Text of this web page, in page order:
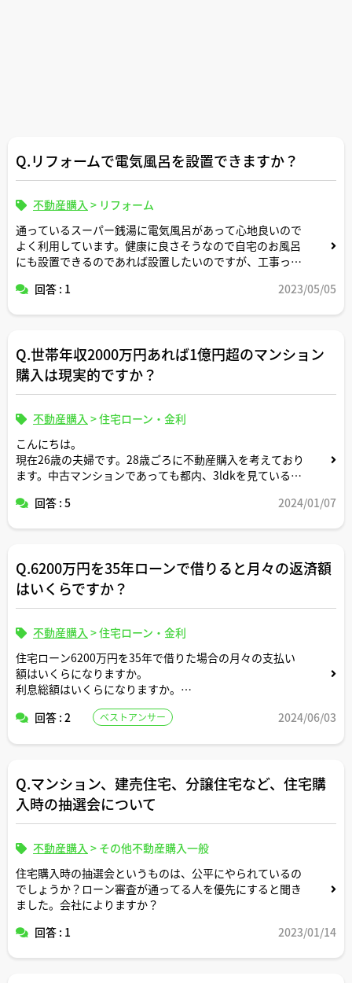
Q.リフォームで電気風呂を設置できますか？
不動産購入 > リフォーム
通っているスーパー銭湯に電気風呂があって心地良いので
よく利用しています。健康に良さそうなので自宅のお風呂
にも設置できるのであれば設置したいのですが、工事って
知らなかったりはするのですが笑
回答 : 1 2023/05/05
Q.世帯年収2000万円あれば1億円超のマンション
購入は現実的ですか？
不動産購入 >住宅ローン・金利
こんにちは。
現在26歳の夫婦です。28歳ごろに不動産購入を考えており
ます。中古マンションであっても都内、3ldkを見ていると
ら現実的か教えていただけますか？
現在の貯蓄+投資資産は夫婦合わせて2000万円です。
現在は子供はいませんが30代前半までに2人欲しいと考え
ています。その際には夫1年妻半年の育休を予定していま
子供は中高大私立にいけるだけの余裕は確保したいと考え
現在の生活費は家賃を抜いて月20万、子供がいない間は海
外旅行に年一度、子供ができてからは3年に一度程度行き
たいと考えています。
情報が多くなりましたが、どうぞよろしくお願いします。
回答 : 5 2024/01/07
Q.6200万円を35年ローンで借りると月々の返済額
はいくらですか？
不動産購入 >住宅ローン・金利
住宅ローン6200万円を35年で借りた場合の月々の支払い
額はいくらになりますか。
利息総額はいくらになりますか。
返済条件や金利条件等は適当な形で設定していただいて構
よろしくお願いします。
回答 : 2 ベストアンサー 2024/06/03
Q.マンション、建売住宅、分譲住宅など、住宅購
入時の抽選会について
不動産購入 > その他不動産購入一般
住宅購入時の抽選会というものは、公平にやられているの
でしょうか？ローン審査が通ってる人を優先にすると聞き
ました。会社によりますか？
回答 : 1
2023/01/14